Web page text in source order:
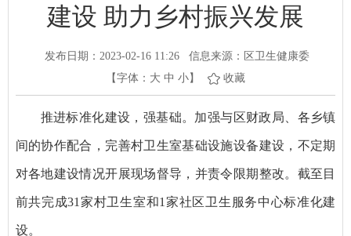
建设 助力乡村振兴发展
发布日期：2023-02-16 11:26
信息来源：区卫生健康委
【字体： 大 中 小】 收藏
推进标准化建设，强基础。加强与区财政局、各乡镇
间的协作配合，完善村卫生室基础设施设备建设，不定期
对各地建设情况开展现场督导，并责令限期整改。截至目
前共完成31家村卫生室和1家社区卫生服务中心标准化建
设。